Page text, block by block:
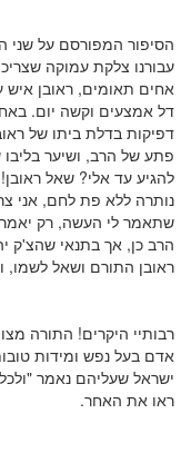
הסיפור המפורסם על שני
עבורנו צלקת עמוקה
אחים תאומים, ראובן איש
דל אמצעים וקשה יום.
דפיקות בדלת ביתו של
פתע של הרב, ושיער
להגיע עד אלי? שאל
נותרה ללא פת לחם, אני
שתאמר לי העשה, רק
הרב כן, אך בתנאי שהצ'ק
ראובן התורם ושאל לשמו,
רבותיי היקרים! התורה
אדם בעל נפש ומידות
ישראל שעליהם נאמר
ראו את האחר.